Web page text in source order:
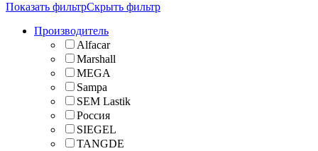
Показать фильтрСкрыть фильтр
Производитель
Alfacar
Marshall
MEGA
Sampa
SEM Lastik
Россия
SIEGEL
TANGDE